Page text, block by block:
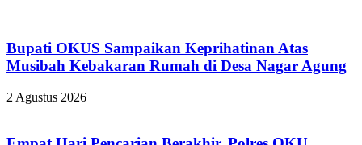
Bupati OKUS Sampaikan Keprihatinan Atas
Musibah Kebakaran Rumah di Desa Nagar Agung
2 Agustus 2026